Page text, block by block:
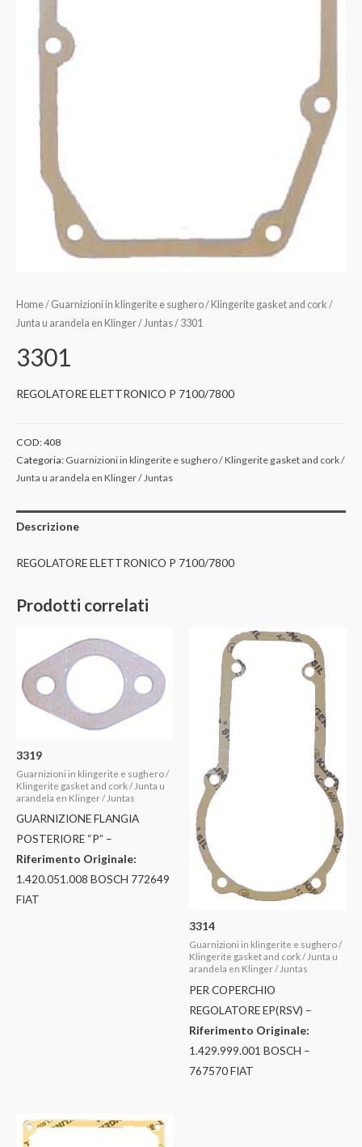
Home/ Guarnizioni in klingerite e sughero / Klingerite gasket and cork /
Junta u arandela en Klinger / Juntas/ 3301
3301
REGOLATORE ELETTRONICO P 7100/7800
COD:408
Categoria: Guarnizioni in klingerite e sughero / Klingerite gasket and cork /
Junta u arandela en Klinger / Juntas
Descrizione
REGOLATORE ELETTRONICO P 7100/7800
Prodotti correlati
3319
Guarnizioni in klingerite e sughero /
Klingerite gasket and cork / Junta u
arandela en Klinger / Juntas
GUARNIZIONE FLANGIA
POSTERIORE “P” –
Riferimento Originale:
1.420.051.008 BOSCH 772649
FIAT
3314
Guarnizioni in klingerite e sughero /
Klingerite gasket and cork / Junta u
arandela en Klinger / Juntas
PER COPERCHIO
REGOLATORE EP(RSV) –
Riferimento Originale:
1.429.999.001 BOSCH –
767570 FIAT